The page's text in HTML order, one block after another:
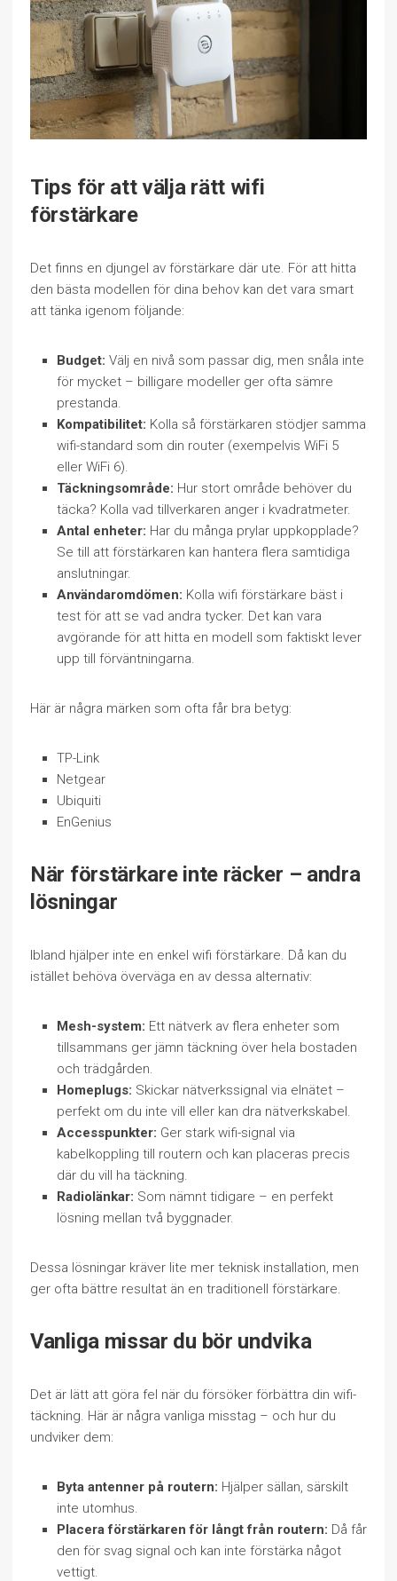
Tips för att välja rätt wifi
förstärkare
Det finns en djungel av förstärkare där ute. För att hitta
den bästa modellen för dina behov kan det vara smart
att tänka igenom följande:
Budget: Välj en nivå som passar dig, men snåla inte
för mycket – billigare modeller ger ofta sämre
prestanda.
Kompatibilitet: Kolla så förstärkaren stödjer samma
wifi-standard som din router (exempelvis WiFi 5
eller WiFi 6).
Täckningsområde: Hur stort område behöver du
täcka? Kolla vad tillverkaren anger i kvadratmeter.
Antal enheter: Har du många prylar uppkopplade?
Se till att förstärkaren kan hantera flera samtidiga
anslutningar.
Användaromdömen: Kolla wifi förstärkare bäst i
test för att se vad andra tycker. Det kan vara
avgörande för att hitta en modell som faktiskt lever
upp till förväntningarna.
Här är några märken som ofta får bra betyg:
TP-Link
Netgear
Ubiquiti
EnGenius
När förstärkare inte räcker – andra
lösningar
Ibland hjälper inte en enkel wifi förstärkare. Då kan du
istället behöva överväga en av dessa alternativ:
Mesh-system: Ett nätverk av flera enheter som
tillsammans ger jämn täckning över hela bostaden
och trädgården.
Homeplugs: Skickar nätverkssignal via elnätet –
perfekt om du inte vill eller kan dra nätverkskabel.
Accesspunkter: Ger stark wifi-signal via
kabelkoppling till routern och kan placeras precis
där du vill ha täckning.
Radiolänkar: Som nämnt tidigare – en perfekt
lösning mellan två byggnader.
Dessa lösningar kräver lite mer teknisk installation, men
ger ofta bättre resultat än en traditionell förstärkare.
Vanliga missar du bör undvika
Det är lätt att göra fel när du försöker förbättra din wifi-
täckning. Här är några vanliga misstag – och hur du
undviker dem:
Byta antenner på routern: Hjälper sällan, särskilt
inte utomhus.
Placera förstärkaren för långt från routern: Då får
den för svag signal och kan inte förstärka något
vettigt.